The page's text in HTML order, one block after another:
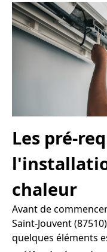
Les pré-
chaleur
Avant de
Saint-Jouvent
quelques éléments